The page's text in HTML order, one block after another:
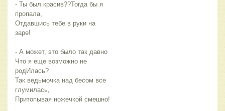
- Ты был красив??Тогда бы я
пропала,
Отдавшись тебе в руки на
заре!
- А может, это было так давно
Что я еще возможно не
родИлась?
Так ведьмочка над бесом все
глумилась,
Притопывая ножечкой смешно!